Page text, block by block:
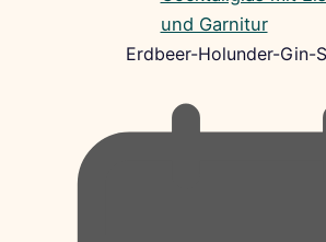
Erdbeer-Holunder-Gin-